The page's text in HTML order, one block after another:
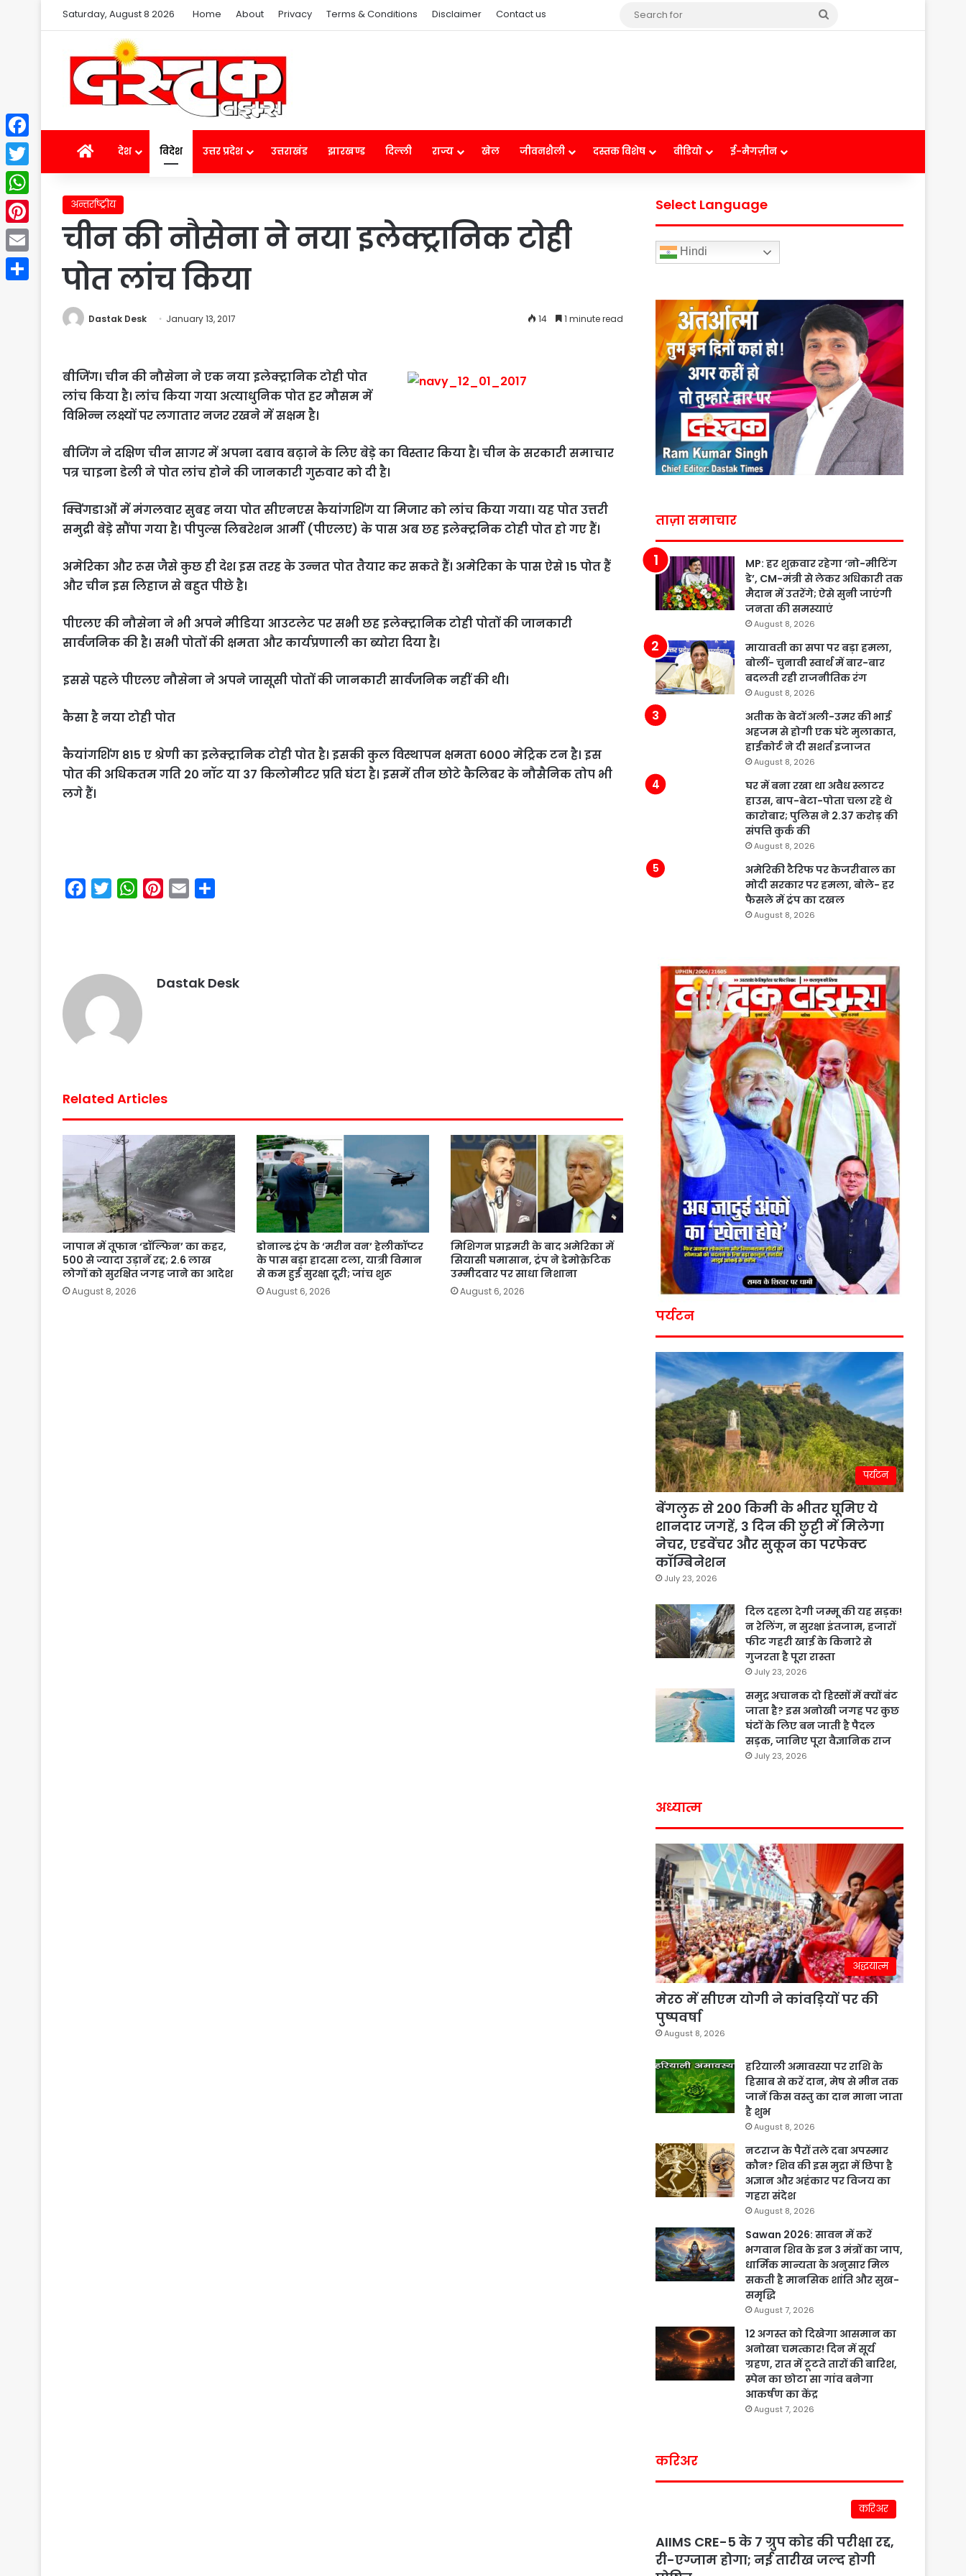
Saturday, August 8 2026 Home About Privacy Terms & Conditions Disclaimer Contact us
Search
Homeदेश विदेश उत्तर प्रदेश उत्तराखंड झारखण्ड दिल्ली राज्य खेल जीवनशैली दस्तक विशेष वीडियो ई-मैगज़ीन
अन्तर्राष्ट्रीय
चीन की नौसेना ने नया इलेक्ट्रानिक टोही
पोत लांच किया
Dastak Desk January 13, 2017 14 1 minute read
बीजिंग। चीन की नौसेना ने एक नया इलेक्ट्रानिक टोही पोत
लांच किया है। लांच किया गया अत्याधुनिक पोत हर मौसम में
विभिन्न लक्ष्यों पर लगातार नजर रखने में सक्षम है।
बीजिंग ने दक्षिण चीन सागर में अपना दबाव बढ़ाने के लिए बेड़े का विस्तार किया है। चीन के सरकारी समाचार
पत्र चाइना डेली ने पोत लांच होने की जानकारी गुरुवार को दी है।
क्विंगडाओं में मंगलवार सुबह नया पोत सीएनएस कैयांगशिंग या मिजार को लांच किया गया। यह पोत उत्तरी
समुद्री बेड़े सौंपा गया है। पीपुल्स लिबरेशन आर्मी (पीएलए) के पास अब छह इलेक्ट्रनिक टोही पोत हो गए हैं।
अमेरिका और रूस जैसे कुछ ही देश इस तरह के उन्नत पोत तैयार कर सकते हैं। अमेरिका के पास ऐसे 15 पोत हैं
और चीन इस लिहाज से बहुत पीछे है।
पीएलए की नौसेना ने भी अपने मीडिया आउटलेट पर सभी छह इलेक्ट्रानिक टोही पोतों की जानकारी
सार्वजनिक की है। सभी पोतों की क्षमता और कार्यप्रणाली का ब्योरा दिया है।
इससे पहले पीएलए नौसेना ने अपने जासूसी पोतों की जानकारी सार्वजनिक नहीं की थी।
कैसा है नया टोही पोत
कैयांगशिंग 815 ए श्रेणी का इलेक्ट्रानिक टोही पोत है। इसकी कुल विस्थापन क्षमता 6000 मेट्रिक टन है। इस
पोत की अधिकतम गति 20 नॉट या 37 किलोमीटर प्रति घंटा है। इसमें तीन छोटे कैलिबर के नौसैनिक तोप भी
लगे हैं।
o
k
r
W
p
p
r
Dastak Desk
Related Articles
जापान में तूफान ‘डॉल्फिन’ का कहर,
500 से ज्यादा उड़ानें रद्द; 2.6 लाख
लोगों को सुरक्षित जगह जाने का आदेश
August 8, 2026
डोनाल्ड ट्रंप के ‘मरीन वन’ हेलीकॉप्टर
के पास बड़ा हादसा टला, यात्री विमान
से कम हुई सुरक्षा दूरी; जांच शुरू
August 6, 2026
मिशिगन प्राइमरी के बाद अमेरिका में
सियासी घमासान, ट्रंप ने डेमोक्रेटिक
उम्मीदवार पर साधा निशाना
August 6, 2026
Select Language
Hindi
ताज़ा समाचार
MP: हर शुक्रवार रहेगा ‘नो-मीटिंग
डे’, CM-मंत्री से लेकर अधिकारी तक
मैदान में उतरेंगे; ऐसे सुनी जाएंगी
जनता की समस्याएं
August 8, 2026
मायावती का सपा पर बड़ा हमला,
बोलीं- चुनावी स्वार्थ में बार-बार
बदलती रही राजनीतिक रंग
August 8, 2026
अतीक के बेटों अली-उमर की भाई
अहजम से होगी एक घंटे मुलाकात,
हाईकोर्ट ने दी सशर्त इजाजत
August 8, 2026
घर में बना रखा था अवैध स्लाटर
हाउस, बाप-बेटा-पोता चला रहे थे
कारोबार; पुलिस ने 2.37 करोड़ की
संपत्ति कुर्क की
August 8, 2026
अमेरिकी टैरिफ पर केजरीवाल का
मोदी सरकार पर हमला, बोले- हर
फैसले में ट्रंप का दखल
August 8, 2026
पर्यटन
पर्यटन
बेंगलुरु से 200 किमी के भीतर घूमिए ये
शानदार जगहें, 3 दिन की छुट्टी में मिलेगा
नेचर, एडवेंचर और सुकून का परफेक्ट
कॉम्बिनेशन
July 23, 2026
दिल दहला देगी जम्मू की यह सड़क!
न रेलिंग, न सुरक्षा इंतजाम, हजारों
फीट गहरी खाई के किनारे से
गुजरता है पूरा रास्ता
July 23, 2026
समुद्र अचानक दो हिस्सों में क्यों बंट
जाता है? इस अनोखी जगह पर कुछ
घंटों के लिए बन जाती है पैदल
सड़क, जानिए पूरा वैज्ञानिक राज
July 23, 2026
अध्यात्म
अद्धयात्म
मेरठ में सीएम योगी ने कांवड़ियों पर की
पुष्पवर्षा
August 8, 2026
हरियाली अमावस्या पर राशि के
हिसाब से करें दान, मेष से मीन तक
जानें किस वस्तु का दान माना जाता
है शुभ
August 8, 2026
नटराज के पैरों तले दबा अपस्मार
कौन? शिव की इस मुद्रा में छिपा है
अज्ञान और अहंकार पर विजय का
गहरा संदेश
August 8, 2026
Sawan 2026: सावन में करें
भगवान शिव के इन 3 मंत्रों का जाप,
धार्मिक मान्यता के अनुसार मिल
सकती है मानसिक शांति और सुख-
समृद्धि
August 7, 2026
12 अगस्त को दिखेगा आसमान का
अनोखा चमत्कार! दिन में सूर्य
ग्रहण, रात में टूटते तारों की बारिश,
स्पेन का छोटा सा गांव बनेगा
आकर्षण का केंद्र
August 7, 2026
करिअर
करिअर
AIIMS CRE-5 के 7 ग्रुप कोड की परीक्षा रद्द,
री-एग्जाम होगा; नई तारीख जल्द होगी
Facebook
Twitter
WhatsApp
Pinterest
Email